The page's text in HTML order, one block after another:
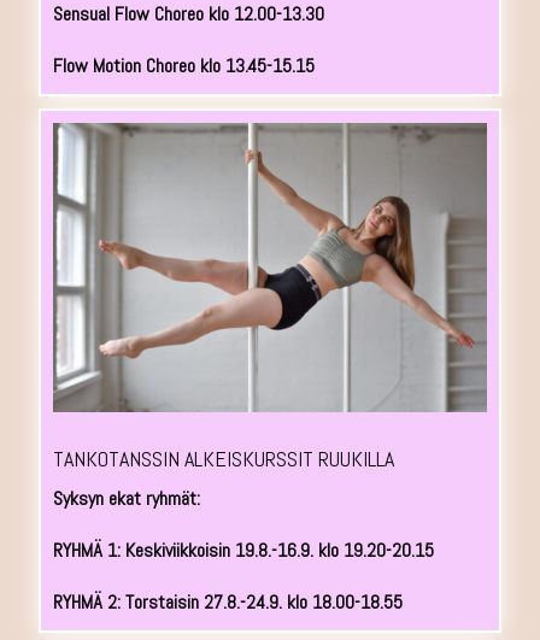
Sensual Flow Choreo klo 12.00-13.30
Flow Motion Choreo klo 13.45-15.15
TANKOTANSSIN ALKEISKURSSIT RUUKILLA
Syksyn ekat ryhmät:
RYHMÄ 1: Keskiviikkoisin 19.8.-16.9. klo 19.20-20.15
RYHMÄ 2: Torstaisin 27.8.-24.9. klo 18.00-18.55